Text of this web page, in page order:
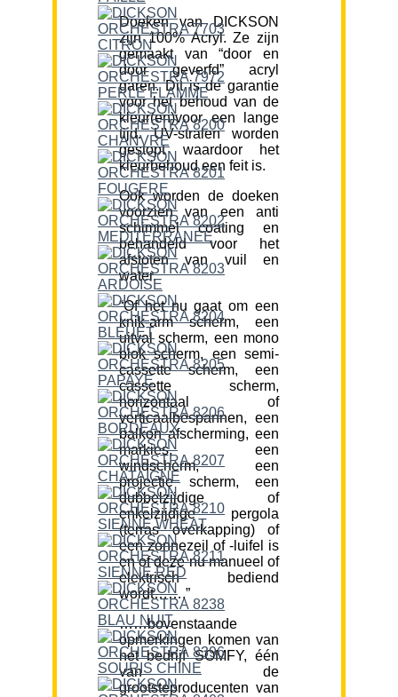
Doeken van DICKSON
zijn 100% Acryl. Ze zijn
gemaakt van “door en
door geverfd” acryl
garen. Dit is de garantie
voor het behoud van de
kleur(en)voor een lange
tijd. UV-stralen worden
gestopt waardoor het
kleurbehoud een feit is.
Ook worden de doeken
voorzien van een anti
schimmel coating en
behandeld voor het
afstoten van vuil en
water.
“Of het nu gaat om een
knik-arm scherm, een
uitval scherm, een mono
blok scherm, een semi-
cassette scherm, een
cassette scherm,
horizontaal of
verticaalbespannen, een
balkon afscherming, een
markies, een
windscherm, een
projectie scherm, een
dubbelzijdige of
enkelzijdige pergola
(terras overkapping) of
een zonnezeil of -luifel is
en of deze nu manueel of
elektrisch bediend
wordt…….”
……bovenstaande
opmerkingen komen van
het bedrijf SOMFY, één
van de
grootsteproducenten van